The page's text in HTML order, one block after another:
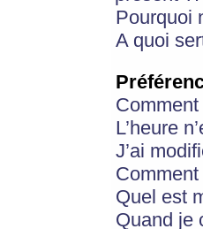
Pourquoi
A quoi
L’heure
J’ai
Quel est
Quand je